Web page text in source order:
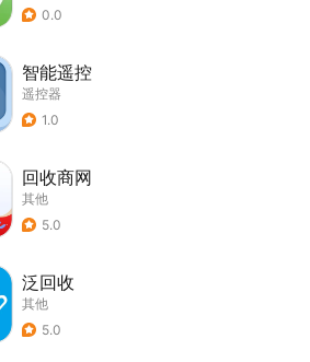
0.0
智能遥控
遥控器
1.0
回收商网
其他
5.0
泛回收
其他
5.0